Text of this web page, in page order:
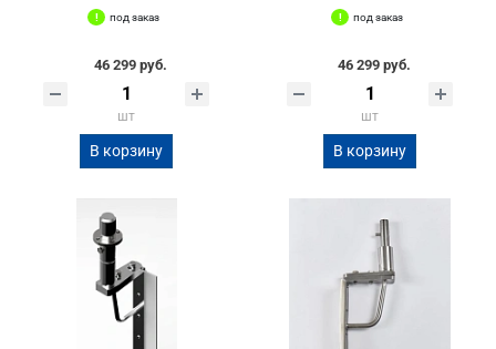
под заказ
46 299 руб.
шт
В корзину
под заказ
46 299 руб.
шт
В корзину